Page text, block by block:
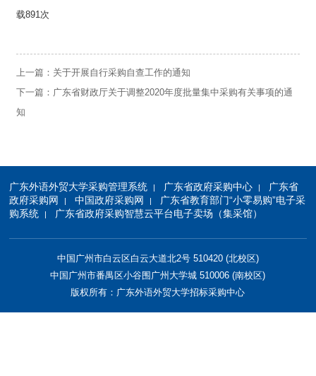
载891次
上一篇： 关于开展自行采购自查工作的通知
下一篇： 广东省财政厅关于调整2020年度批量集中采购有关事项的通
知
广东外语外贸大学采购管理系统 广东省政府采购中心
广东省
政府采购网
中国政府采购网
广东省教育部门“小零易购”电子采
购系统
广东省政府采购智慧云平台电子卖场（集采馆）
中国广州市白云区白云大道北2号 510420 (北校区)
中国广州市番禺区小谷围广州大学城 510006 (南校区)
版权所有：广东外语外贸大学招标采购中心